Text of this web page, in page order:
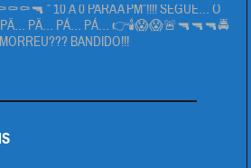
” 10 Á 0 PARA A PM”!!!! SEGUE… O
PÄ… PÄ… PÁ… PÁ… 👉🕯😱😱🚨🔫🔫🔫🚔
BANDIDO!!!